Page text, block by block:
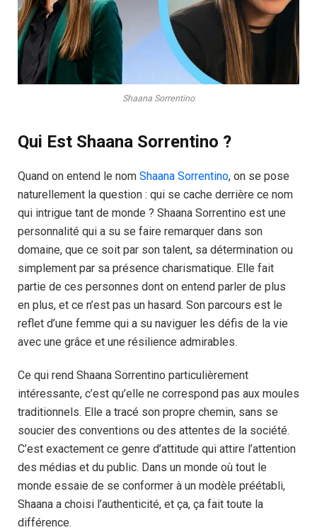
Shaana Sorrentino
Qui Est Shaana Sorrentino ?
Quand on entend le nom Shaana Sorrentino, on se pose
naturellement la question : qui se cache derrière ce nom
qui intrigue tant de monde ? Shaana Sorrentino est une
personnalité qui a su se faire remarquer dans son
domaine, que ce soit par son talent, sa détermination ou
simplement par sa présence charismatique. Elle fait
partie de ces personnes dont on entend parler de plus
en plus, et ce n’est pas un hasard. Son parcours est le
reflet d’une femme qui a su naviguer les défis de la vie
avec une grâce et une résilience admirables.
Ce qui rend Shaana Sorrentino particulièrement
intéressante, c’est qu’elle ne correspond pas aux moules
traditionnels. Elle a tracé son propre chemin, sans se
soucier des conventions ou des attentes de la société.
C’est exactement ce genre d’attitude qui attire l’attention
des médias et du public. Dans un monde où tout le
monde essaie de se conformer à un modèle préétabli,
Shaana a choisi l’authenticité, et ça, ça fait toute la
différence.